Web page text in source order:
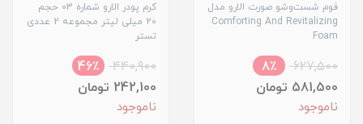
فوم شست‌وشو صورت الارو مدل
Comforting And Revitalizing
Foam
627,500
8٪
581,500 تومان
ناموجود
کرم پودر الارو شماره 03 حجم
20 میلی لیتر مجموعه 2 عددی
تستر
440,900
46٪
242,100 تومان
ناموجود